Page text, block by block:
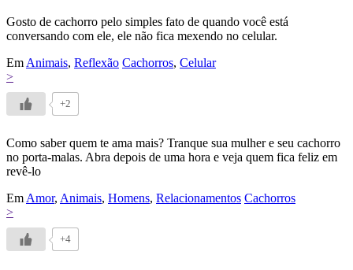
Gosto de cachorro pelo simples fato de quando você está
conversando com ele, ele não fica mexendo no celular.
Em Animais, Reflexão Cachorros, Celular
>
+2
Como saber quem te ama mais? Tranque sua mulher e seu cachorro
no porta-malas. Abra depois de uma hora e veja quem fica feliz em
revê-lo
Em Amor, Animais, Homens, Relacionamentos Cachorros
>
+4